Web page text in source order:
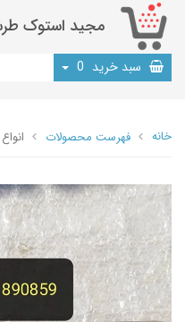
مجید استوک
سبد خرید 0
خانه فهرست محصولات